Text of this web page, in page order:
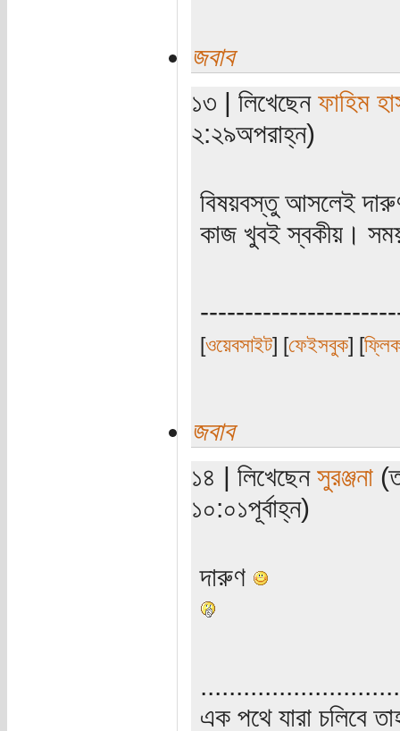
জবাব
১৩ | লিখেছেন ফাহিম
২:২৯অপরাহ্ন)
বিষয়বস্তু আসলেই
কাজ খুবই স্বকীয়।
[ওয়েবসাইট] [ফেইসবুক] [
জবাব
১৪ | লিখেছেন সুরঞ্জনা
১০:০১পূর্বাহ্ন)
দারুণ
এক পথে যারা চলিবে